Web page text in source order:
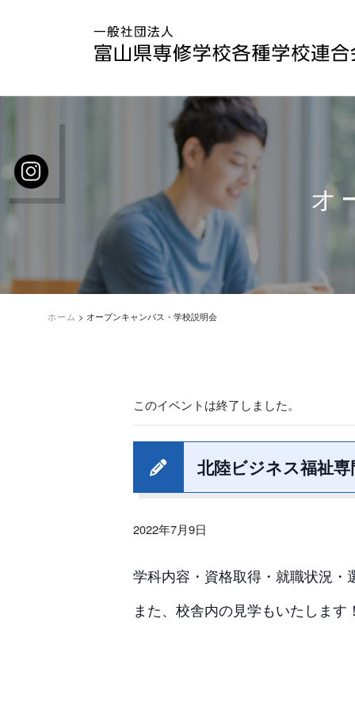
オ
ホーム > オープンキャンパス・学校説明会
このイベントは終了しました。
北陸ビジネス福祉専
2022年7月9日
学科内容・資格取得・就職状況・
また、校舎内の見学もいたします！